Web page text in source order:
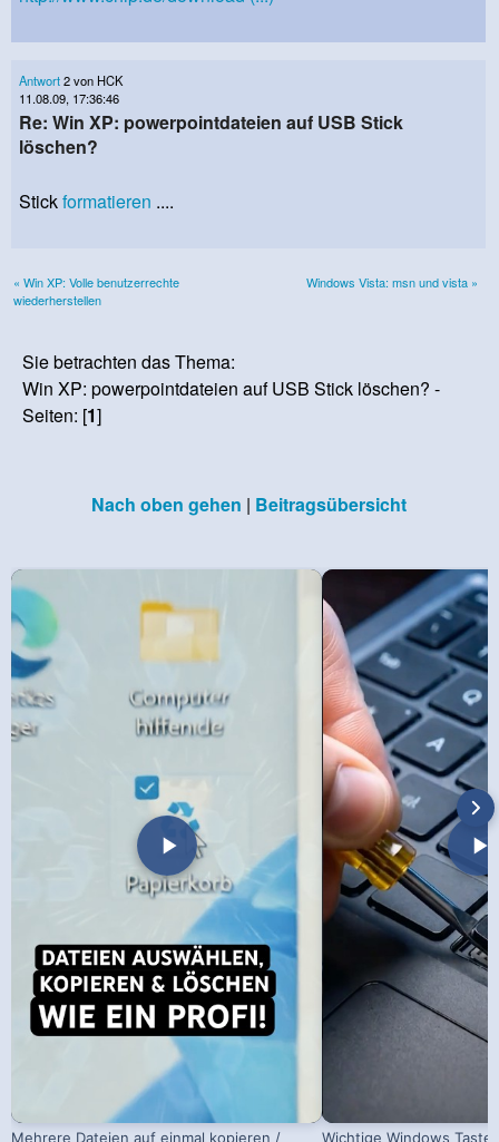
Antwort2 von HCK
11.08.09, 17:36:46
Re: Win XP: powerpointdateien auf USB Stick
löschen?
Stickformatieren ....
« Win XP: Volle benutzerrechte
wiederherstellen
Windows Vista: msn und vista »
Sie betrachten das Thema:
Win XP: powerpointdateien auf USB Stick löschen? -
Seiten: [1]
Nach oben gehen | Beitragsübersicht
Mehrere Dateien auf einmal kopieren / Wichtige Windows